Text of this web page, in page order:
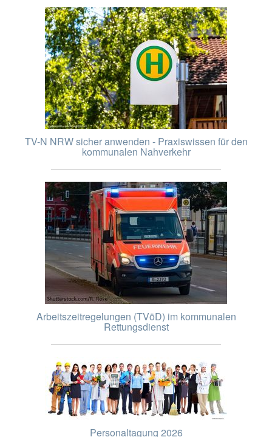
TV-N NRW sicher anwenden - Praxiswissen für den
kommunalen Nahverkehr
Arbeitszeitregelungen (TVöD) im kommunalen
Rettungsdienst
Personaltagung 2026